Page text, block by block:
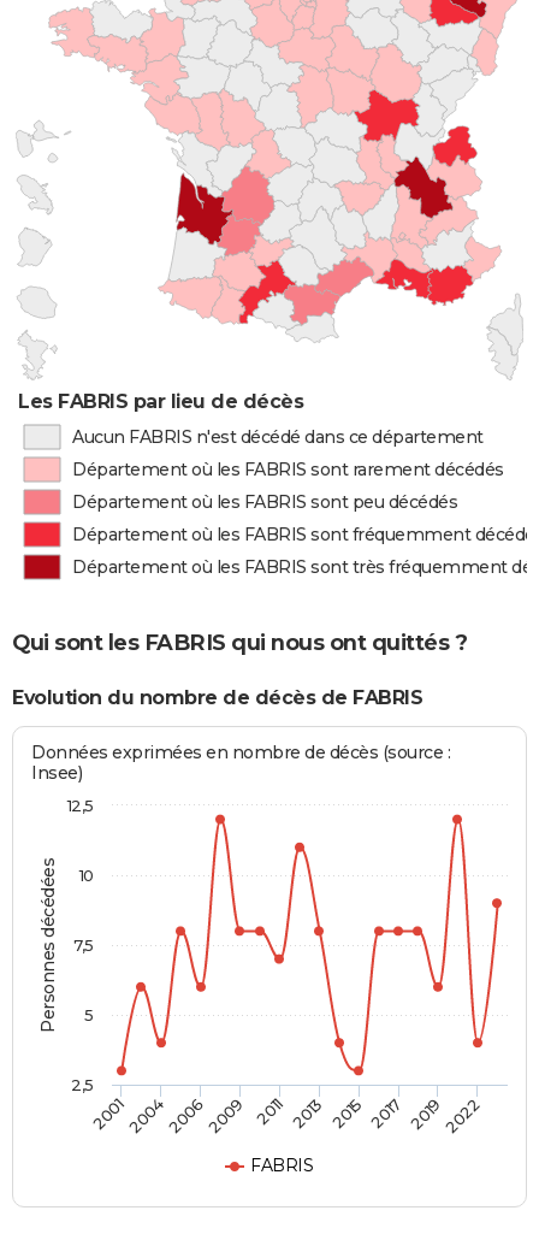
Les FABRIS par lieu de décès
Aucun FABRIS n'est décédé dans ce département
Département où les FABRIS sont rarement décédés
Département où les FABRIS sont peu décédés
Département où les FABRIS sont fréquemment
Département où les FABRIS sont très fréquemment
Qui sont les FABRIS qui nous ont quittés ?
Evolution du nombre de décès de FABRIS
Personnes décédées
Données exprimées en nombre de décès (source :
Insee)
FABRIS
2001200420062009 2011 2013 2015 2017 20192022
2,5
5
7,5
10
12,5